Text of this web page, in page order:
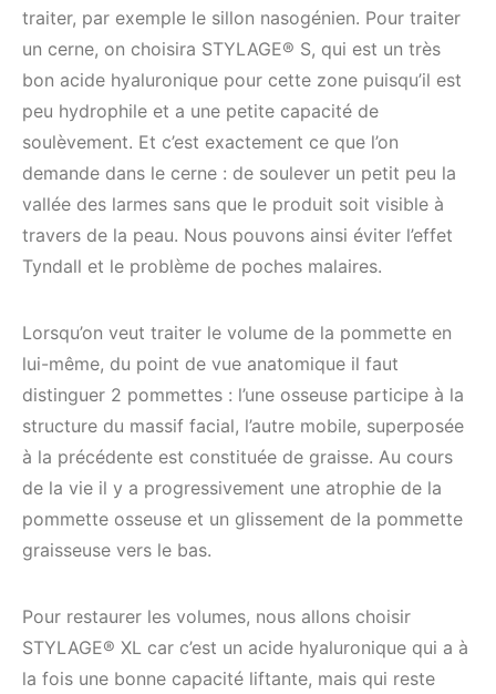
traiter, par exemple le sillon nasogénien. Pour traiter
un cerne, on choisira STYLAGE® S, qui est un très
bon acide hyaluronique pour cette zone puisqu’il est
peu hydrophile et a une petite capacité de
soulèvement. Et c’est exactement ce que l’on
demande dans le cerne : de soulever un petit peu la
vallée des larmes sans que le produit soit visible à
travers de la peau. Nous pouvons ainsi éviter l’effet
Tyndall et le problème de poches malaires.
Lorsqu’on veut traiter le volume de la pommette en
lui-même, du point de vue anatomique il faut
distinguer 2 pommettes : l’une osseuse participe à la
structure du massif facial, l’autre mobile, superposée
à la précédente est constituée de graisse. Au cours
de la vie il y a progressivement une atrophie de la
pommette osseuse et un glissement de la pommette
graisseuse vers le bas.
Pour restaurer les volumes, nous allons choisir
STYLAGE® XL car c’est un acide hyaluronique qui a à
la fois une bonne capacité liftante, mais qui reste